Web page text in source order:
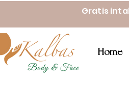
Gratis
Home